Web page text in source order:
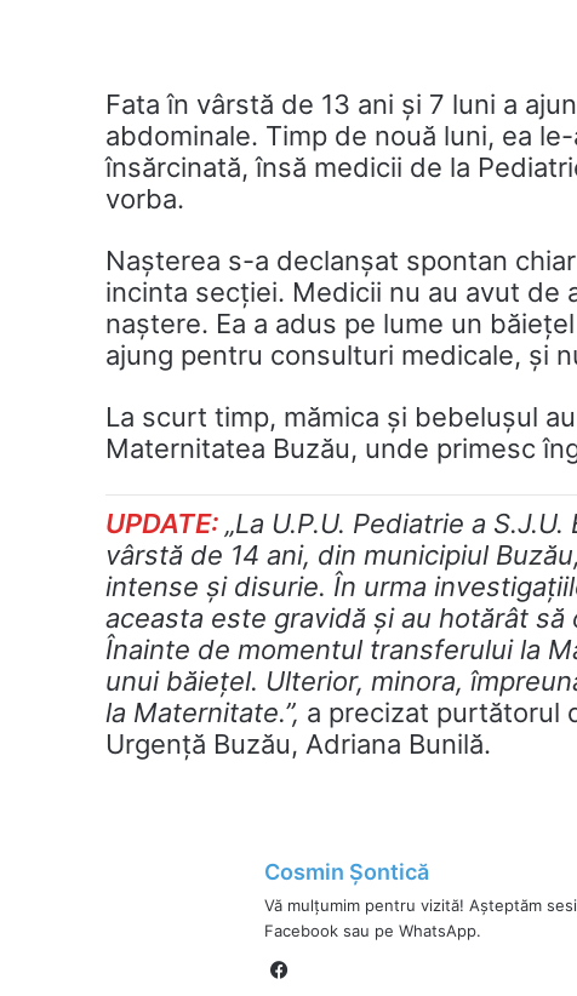
Fata în vârstă de 13 ani și 7 luni a
abdominale. Timp de nouă luni, ea
însărcinată, însă medicii de la
vorba.
Nașterea s-a declanșat spontan
incinta secției. Medicii nu au avut de
naștere. Ea a adus pe lume un
ajung pentru consulturi medicale, și
La scurt timp, mămica și bebelușul
Maternitatea Buzău, unde primesc
UPDATE: „La U.P.U. Pediatrie a
vârstă de 14 ani, din municipiul
intense și disurie. În urma
aceasta este gravidă și au hotărât
Înainte de momentul transferului la
unui băiețel. Ulterior, minora,
la Maternitate.”, a precizat purtătorul
Urgență Buzău, Adriana Bunilă.
Cosmin Șontică
Vă mulțumim pentru vizită! Așteptăm
Facebook sau pe WhatsApp.